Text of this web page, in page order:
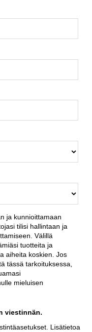
ja kunnioittamaan
tilisi hallintaan ja
Välillä
tuotteita ja
aiheita koskien. Jos
tässä tarkoituksessa,
mieluisen
viestinnän.
Lisätietoa